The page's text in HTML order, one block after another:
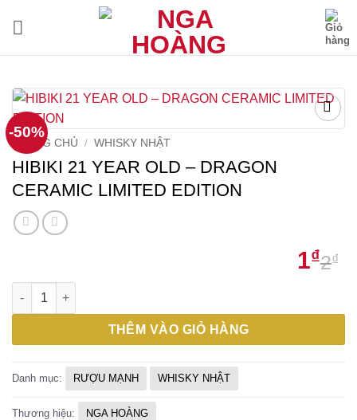
-50%
TRANG CHỦ / WHISKY NHẬT
HIBIKI 21 YEAR OLD – DRAGON
CERAMIC LIMITED EDITION
2₫
1₫
HIBIKI 21 YEAR OLD – DRAGON CERAMIC LIMITED EDITION
THÊM VÀO GIỎ HÀNG
Danh mục: RƯỢU MẠNH WHISKY NHẬT
Thương hiệu: NGA HOÀNG